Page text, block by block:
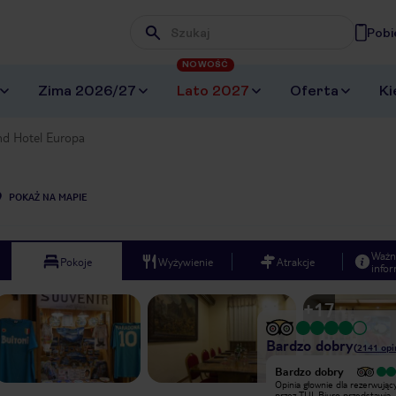
Wpisz frazę, której szukasz
Zima 2026/27 Lato 2027
NOWOŚĆ
Oferta
Hotel Europa
POKAŻ NA MAPIE
Pokoje Wyżywienie Atrakcje
+17
Bardzo dobry(2141
Wyjątkowy
Dobre miejsce dla tych, którzy chcą
Bardzo dobry
Opinia głownie dla